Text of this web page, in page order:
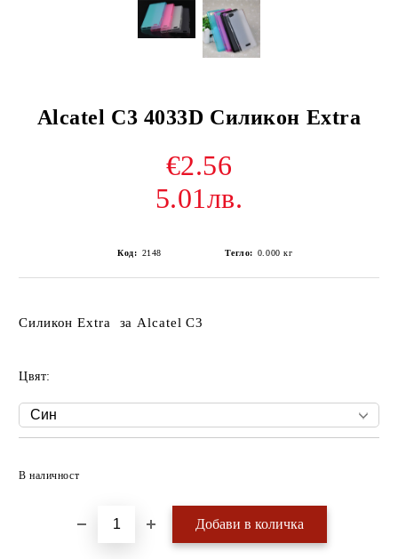
Alcatel C3 4033D Силикон Extra
€2.56
5.01лв.
Код: 2148 Тегло: 0.000 кг
Силикон Extra за Alcatel C3
Цвят:
В наличност